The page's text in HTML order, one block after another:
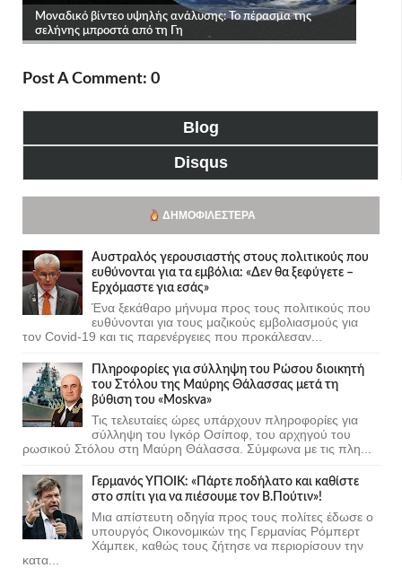
Post A Comment: 0
Blog
Disqus
ΔΗΜΟΦΙΛΈΣΤΕΡΑ
Αυστραλός γερουσιαστής στους πολιτικούς που
ευθύνονται για τα εμβόλια: «Δεν θα ξεφύγετε –
Ερχόμαστε για εσάς»
Ένα ξεκάθαρο μήνυμα προς τους πολιτικούς που
ευθύνονται για τους μαζικούς εμβολιασμούς για
τον Covid-19 και τις παρενέργειες που προκάλεσαν...
Πληροφορίες για σύλληψη του Ρώσου διοικητή
του Στόλου της Mαύρης Θάλασσας μετά τη
βύθιση του «Moskva»
Τις τελευταίες ώρες υπάρχουν πληροφορίες για
σύλληψη του Ιγκόρ Οσίποφ, του αρχηγού του
ρωσικού Στόλου στη Μαύρη Θάλασσα. Σύμφωνα με τις πλη...
Γερμανός ΥΠΟΙΚ: «Πάρτε ποδήλατο και καθίστε
στο σπίτι για να πιέσουμε τον Β.Πούτιν»!
Μια απίστευτη οδηγία προς τους πολίτες έδωσε ο
υπουργός Οικονομικών της Γερμανίας Ρόμπερτ
Χάμπεκ, καθώς τους ζήτησε να περιορίσουν την
κατα...